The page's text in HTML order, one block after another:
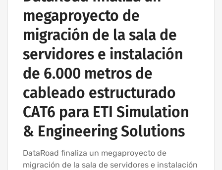
megaproyecto de
migración de la sala de
servidores e instalación
de 6.000 metros de
cableado estructurado
CAT6 para ETI Simulation
& Engineering Solutions
DataRoad finaliza un megaproyecto de
migración de la sala de servidores e instalación